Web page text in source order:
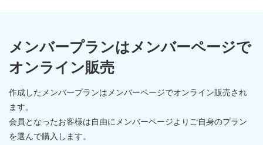
メンバープランはメンバーページで
オンライン販売
作成したメンバープランはメンバーページでオンライン販売され
ます。
会員となったお客様は自由にメンバーページよりご自身のプラン
を選んで購入します。